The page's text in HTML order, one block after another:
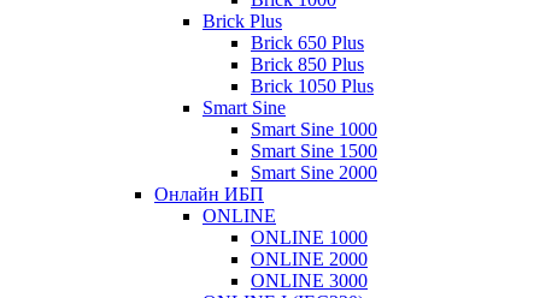
Brick Plus
Brick 650 Plus
Brick 850 Plus
Brick 1050 Plus
Smart Sine
Smart Sine 1000
Smart Sine 1500
Smart Sine 2000
Онлайн ИБП
ONLINE
ONLINE 1000
ONLINE 2000
ONLINE 3000